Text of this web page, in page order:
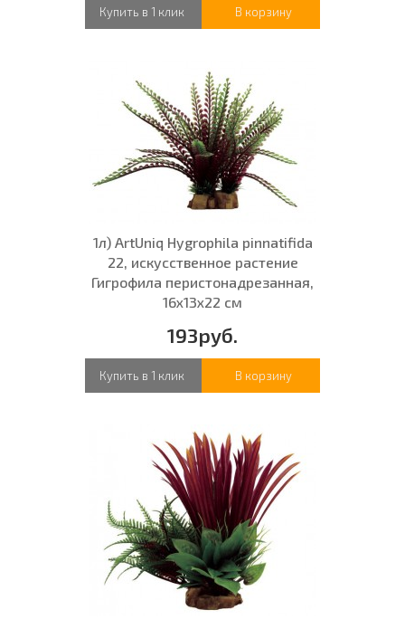
Купить в 1 клик В корзину
1л) ArtUniq Hygrophila pinnatifida
22, искусственное растение
Гигрофила перистонадрезанная,
16x13x22 см
193руб.
Купить в 1 клик В корзину